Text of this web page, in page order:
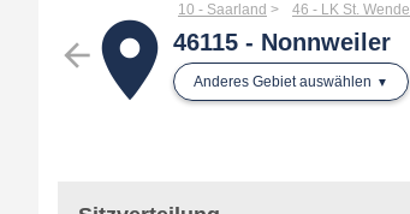
arrow_backplace
10 - Saarland 46 - LK St. Wendel
46115 - Nonnweiler
Anderes Gebiet auswählen